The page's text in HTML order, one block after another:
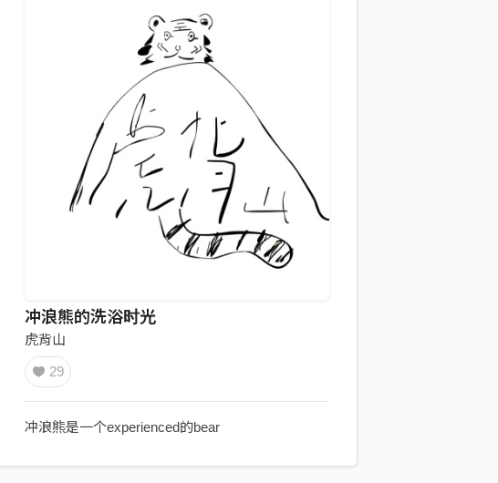
冲浪熊的洗浴时光
虎背山
29
冲浪熊是一个experienced的bear